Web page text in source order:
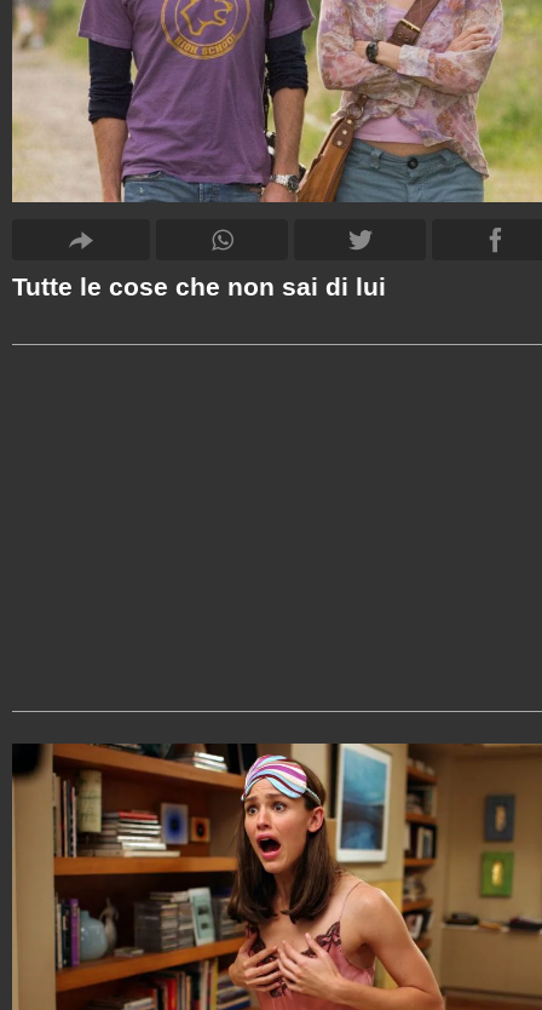
Tutte le cose che non sai di lui